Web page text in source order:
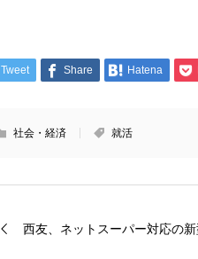
Tweet Share Hatena
社会・経済 就活
西友、ネットスーパー対応の